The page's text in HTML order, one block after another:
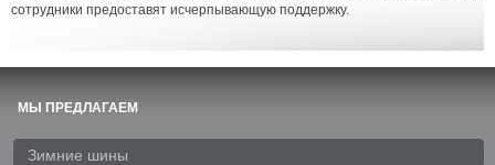
сотрудники предоставят исчерпывающую поддержку.
МЫ ПРЕДЛАГАЕМ
Зимние шины